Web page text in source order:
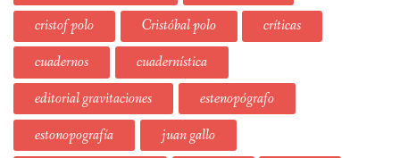
cristof polo
Cristóbal polo
críticas
cuadernos
cuadernística
editorial gravitaciones
estenopógrafo
estonopografía
juan gallo